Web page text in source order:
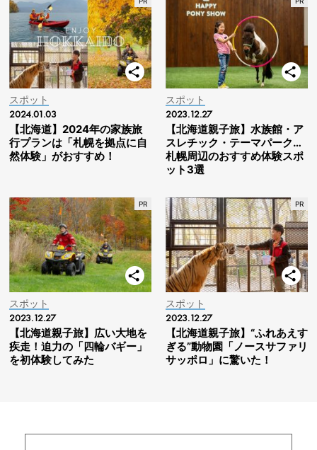
スポット
2024.01.03
【北海道】2024年の家族旅
行プランは「札幌を拠点に自
然体験」がおすすめ！
スポット
2023.12.27
【北海道親子旅】水族館・ア
スレチック・テーマパーク…
札幌周辺のおすすめ体験スポ
ット3選
スポット
2023.12.27
【北海道親子旅】広い大地を
疾走！迫力の「四輪バギー」
を初体験してみた
スポット
2023.12.27
【北海道親子旅】“ふれあえす
ぎる”動物園「ノースサファリ
サッポロ」に驚いた！